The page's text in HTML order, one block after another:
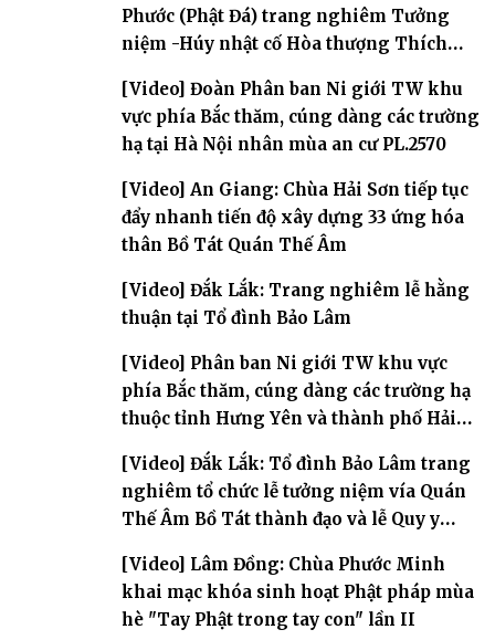
Phước (Phật Đá) trang nghiêm Tưởng
niệm -Húy nhật cố Hòa thượng Thích
[Video] Đoàn Phân ban Ni giới TW khu
vực phía Bắc thăm, cúng dàng các trường
hạ tại Hà Nội nhân mùa an cư PL.2570
[Video] An Giang: Chùa Hải Sơn tiếp tục
đẩy nhanh tiến độ xây dựng 33 ứng hóa
thân Bồ Tát Quán Thế Âm
[Video] Đắk Lắk: Trang nghiêm lễ hằng
thuận tại Tổ đình Bảo Lâm
[Video] Phân ban Ni giới TW khu vực
phía Bắc thăm, cúng dàng các trường hạ
thuộc tỉnh Hưng Yên và thành phố Hải
[Video] Đắk Lắk: Tổ đình Bảo Lâm trang
nghiêm tổ chức lễ tưởng niệm vía Quán
Thế Âm Bồ Tát thành đạo và lễ Quy y
[Video] Lâm Đồng: Chùa Phước Minh
khai mạc khóa sinh hoạt Phật pháp mùa
hè "Tay Phật trong tay con" lần II